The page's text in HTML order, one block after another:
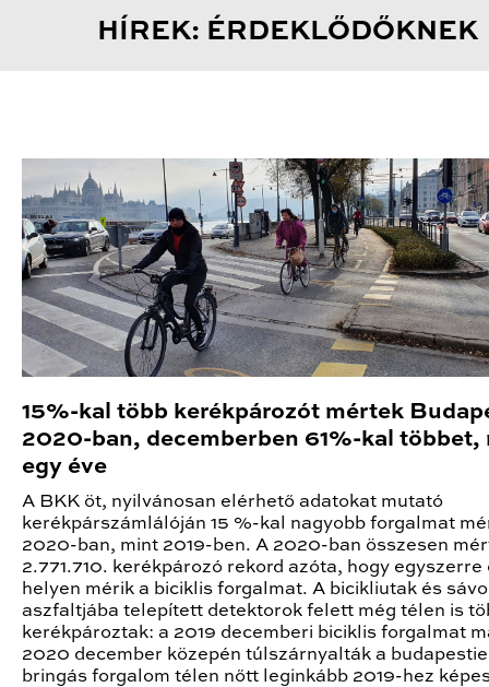
HÍREK: ÉRDEKLŐDŐKNEK
15%-kal több kerékpározót mértek
2020-ban, decemberben 61%-kal többet,
egy éve
A BKK öt, nyilvánosan elérhető adatokat mutató
kerékpárszámlálóján 15 %-kal nagyobb forgalmat
2020-ban, mint 2019-ben. A 2020-ban összesen
2.771.710. kerékpározó rekord azóta, hogy egyszerre
helyen mérik a biciklis forgalmat. A bicikliutak és
aszfaltjába telepített detektorok felett még télen is
kerékpároztak: a 2019 decemberi biciklis forgalmat
2020 december közepén túlszárnyalták a
bringás forgalom télen nőtt leginkább 2019-hez